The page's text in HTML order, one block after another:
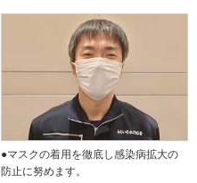
●マスクの着用を徹底し感染病拡大の
防止に努めます。